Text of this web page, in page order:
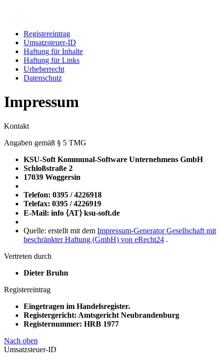
Registereintrag
Umsatzsteuer-ID
Haftung für Inhalte
Haftung für Links
Urheberrecht
Datenschutz
Impressum
Kontakt
Angaben gemäß § 5 TMG
KSU-Soft Kommunal-Software Unternehmens GmbH
Schloßstraße 2
17039 Woggersin
Telefon: 0395 / 4226918
Telefax: 0395 / 4226919
E-Mail: info ⟨ΑΤ⟩ ksu-soft.de
Quelle: erstellt mit dem Impressum-Generator Gesellschaft mit
beschränkter Haftung (GmbH) von eRecht24 .
Vertreten durch
Dieter Bruhn
Registereintrag
Eingetragen im Handelsregister.
Registergericht: Amtsgericht Neubrandenburg
Registernummer: HRB 1977
Nach oben
Umsatzsteuer-ID